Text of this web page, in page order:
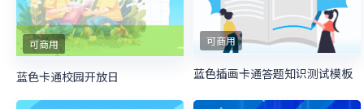
可商用
蓝色卡通校园开放日
可商用
蓝色插画卡通答题知识测试模板